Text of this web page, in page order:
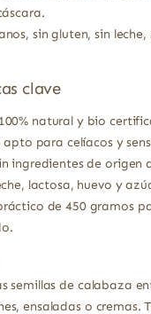
sin gluten, sin leche,
clave
natural y bio
apto para celíacos y
ingredientes de origen
lactosa, huevo y
de 450 gramos
semillas de calabaza
ensaladas o cremas.